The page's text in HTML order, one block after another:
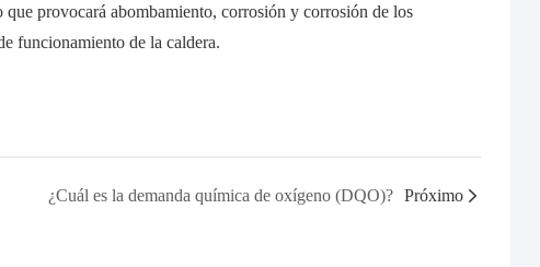
provocará abombamiento, corrosión y corrosión de los
funcionamiento de la caldera.
¿Cuál es la demanda química de oxígeno (DQO)? Próximo